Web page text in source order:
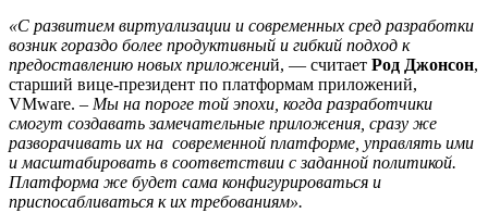
«С развитием виртуализации и современных сред разработки
возник гораздо более продуктивный и гибкий подход к
предоставлению новых приложений, — считает Род Джонсон,
старший вице-президент по платформам приложений,
VMware. – Мы на пороге той эпохи, когда разработчики
смогут создавать замечательные приложения, сразу же
разворачивать их на современной платформе, управлять ими
и масштабировать в соответствии с заданной политикой.
Платформа же будет сама конфигурироваться и
приспосабливаться к их требованиям».